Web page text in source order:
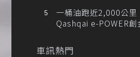
一桶油跑近2,000公
Qashqai e-POWER創
車訊熱門